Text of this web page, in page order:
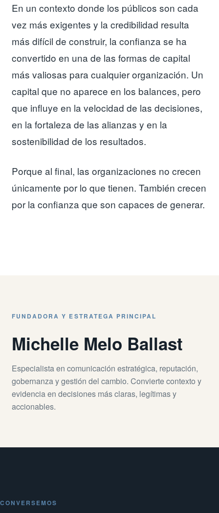
En un contexto donde los públicos son cada
vez más exigentes y la credibilidad resulta
más difícil de construir, la confianza se ha
convertido en una de las formas de capital
más valiosas para cualquier organización. Un
capital que no aparece en los balances, pero
que influye en la velocidad de las decisiones,
en la fortaleza de las alianzas y en la
sostenibilidad de los resultados.
Porque al final, las organizaciones no crecen
únicamente por lo que tienen. También crecen
por la confianza que son capaces de generar.
FUNDADORA Y ESTRATEGA PRINCIPAL
Michelle Melo Ballast
Especialista en comunicación estratégica, reputación,
gobernanza y gestión del cambio. Convierte contexto y
evidencia en decisiones más claras, legítimas y
accionables.
CONVERSEMOS